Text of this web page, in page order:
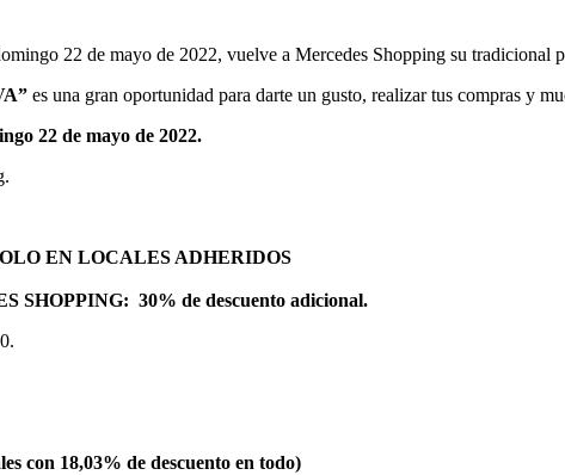
22 de mayo de 2022, vuelve a Mercedes Shopping su tradicional
es una gran oportunidad para darte un gusto, realizar tus compras y
22 de mayo de 2022.
EN LOCALES ADHERIDOS
SHOPPING: 30% de descuento adicional.
con 18,03% de descuento en todo)